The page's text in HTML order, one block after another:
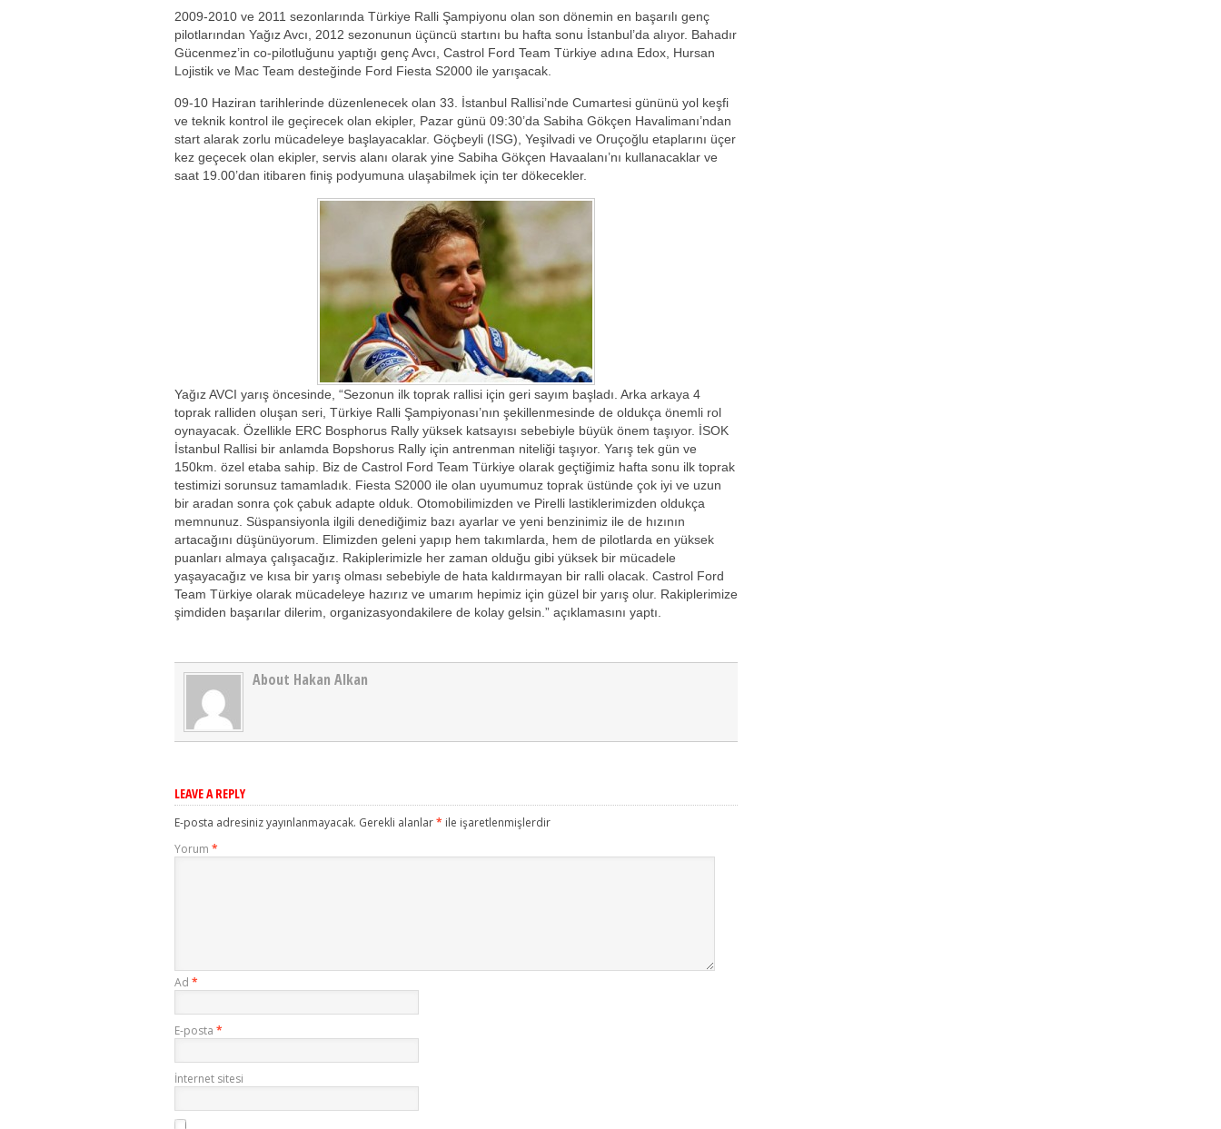
2009-2010 ve 2011 sezonlarında Türkiye Ralli Şampiyonu olan son dönemin en başarılı genç
pilotlarından Yağız Avcı, 2012 sezonunun üçüncü startını bu hafta sonu İstanbul’da alıyor. Bahadır
Gücenmez’in co-pilotluğunu yaptığı genç Avcı, Castrol Ford Team Türkiye adına Edox, Hursan
Lojistik ve Mac Team desteğinde Ford Fiesta S2000 ile yarışacak.
09-10 Haziran tarihlerinde düzenlenecek olan 33. İstanbul Rallisi’nde Cumartesi gününü yol keşfi
ve teknik kontrol ile geçirecek olan ekipler, Pazar günü 09:30’da Sabiha Gökçen Havalimanı’ndan
start alarak zorlu mücadeleye başlayacaklar. Göçbeyli (ISG), Yeşilvadi ve Oruçoğlu etaplarını üçer
kez geçecek olan ekipler, servis alanı olarak yine Sabiha Gökçen Havaalanı’nı kullanacaklar ve
saat 19.00’dan itibaren finiş podyumuna ulaşabilmek için ter dökecekler.
Yağız AVCI yarış öncesinde, “Sezonun ilk toprak rallisi için geri sayım başladı. Arka arkaya 4
toprak ralliden oluşan seri, Türkiye Ralli Şampiyonası’nın şekillenmesinde de oldukça önemli rol
oynayacak. Özellikle ERC Bosphorus Rally yüksek katsayısı sebebiyle büyük önem taşıyor. İSOK
İstanbul Rallisi bir anlamda Bopshorus Rally için antrenman niteliği taşıyor. Yarış tek gün ve
150km. özel etaba sahip. Biz de Castrol Ford Team Türkiye olarak geçtiğimiz hafta sonu ilk toprak
testimizi sorunsuz tamamladık. Fiesta S2000 ile olan uyumumuz toprak üstünde çok iyi ve uzun
bir aradan sonra çok çabuk adapte olduk. Otomobilimizden ve Pirelli lastiklerimizden oldukça
memnunuz. Süspansiyonla ilgili denediğimiz bazı ayarlar ve yeni benzinimiz ile de hızının
artacağını düşünüyorum. Elimizden geleni yapıp hem takımlarda, hem de pilotlarda en yüksek
puanları almaya çalışacağız. Rakiplerimizle her zaman olduğu gibi yüksek bir mücadele
yaşayacağız ve kısa bir yarış olması sebebiyle de hata kaldırmayan bir ralli olacak. Castrol Ford
Team Türkiye olarak mücadeleye hazırız ve umarım hepimiz için güzel bir yarış olur. Rakiplerimize
şimdiden başarılar dilerim, organizasyondakilere de kolay gelsin.” açıklamasını yaptı.
About Hakan Alkan
LEAVE A REPLY
E-posta adresiniz yayınlanmayacak. Gerekli alanlar* ile işaretlenmişlerdir
Yorum *
Ad *
E-posta *
İnternet sitesi